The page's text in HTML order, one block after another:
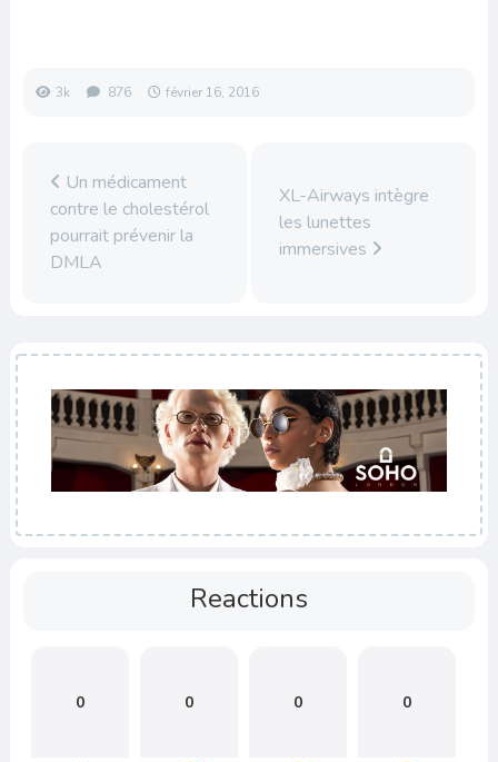
3k 876 février 16, 2016
Un médicament
contre le cholestérol
pourrait prévenir la
DMLA
XL-Airways intègre
les lunettes
immersives
Reactions
0 0 0 0